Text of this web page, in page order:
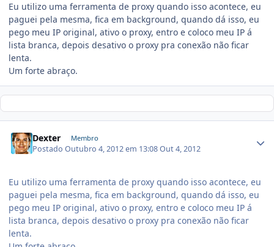
Eu utilizo uma ferramenta de proxy quando isso acontece, eu
paguei pela mesma, fica em background, quando dá isso, eu
pego meu IP original, ativo o proxy, entro e coloco meu IP á
lista branca, depois desativo o proxy pra conexão não ficar
lenta.
Um forte abraço.
Dexter Membro
PostadoOutubro 4, 2012 em 13:08Out 4, 2012
Eu utilizo uma ferramenta de proxy quando isso acontece, eu
paguei pela mesma, fica em background, quando dá isso, eu
pego meu IP original, ativo o proxy, entro e coloco meu IP á
lista branca, depois desativo o proxy pra conexão não ficar
lenta.